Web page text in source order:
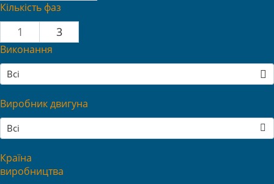
Кількість фаз
1 3
Виконання
Всі
Виробник двигуна
Всі
Країна
виробництва